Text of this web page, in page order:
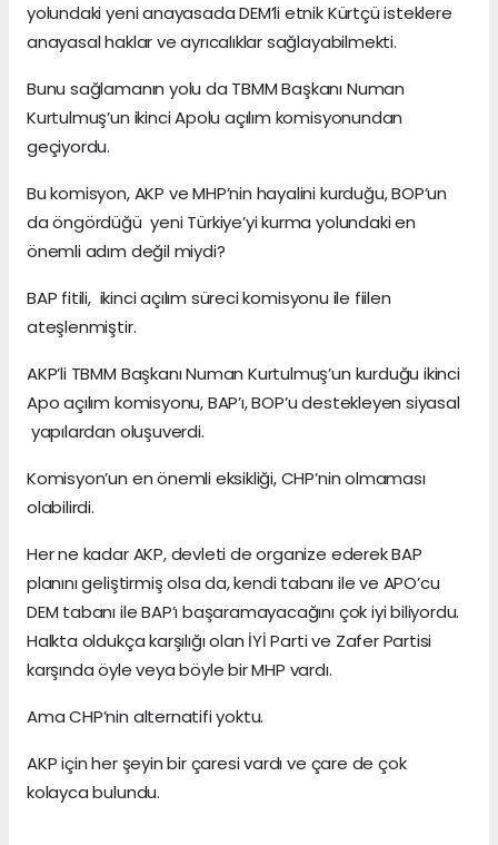
yolundaki yeni anayasada DEM’li etnik Kürtçü isteklere
anayasal haklar ve ayrıcalıklar sağlayabilmekti.
Bunu sağlamanın yolu da TBMM Başkanı Numan
Kurtulmuş’un ikinci Apolu açılım komisyonundan
geçiyordu.
Bu komisyon, AKP ve MHP’nin hayalini kurduğu, BOP’un
da öngördüğü yeni Türkiye’yi kurma yolundaki en
önemli adım değil miydi?
BAP fitili, ikinci açılım süreci komisyonu ile fiilen
ateşlenmiştir.
AKP’li TBMM Başkanı Numan Kurtulmuş’un kurduğu ikinci
Apo açılım komisyonu, BAP’ı, BOP’u destekleyen siyasal
yapılardan oluşuverdi.
Komisyon’un en önemli eksikliği, CHP’nin olmaması
olabilirdi.
Her ne kadar AKP, devleti de organize ederek BAP
planını geliştirmiş olsa da, kendi tabanı ile ve APO’cu
DEM tabanı ile BAP’ı başaramayacağını çok iyi biliyordu.
Halkta oldukça karşılığı olan İYİ Parti ve Zafer Partisi
karşında öyle veya böyle bir MHP vardı.
Ama CHP’nin alternatifi yoktu.
AKP için her şeyin bir çaresi vardı ve çare de çok
kolayca bulundu.